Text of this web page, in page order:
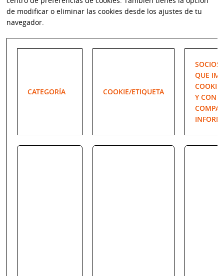
de modificar o eliminar las cookies desde los ajustes de tu
navegador.
CATEGORÍA COOKIE/ETIQUETA
SOCIOS
QUE
Y CON